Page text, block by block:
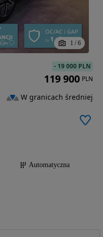
1 / 6
Automatyczna
- 19 000 PLN
119 900 PLN
W granicach średniej